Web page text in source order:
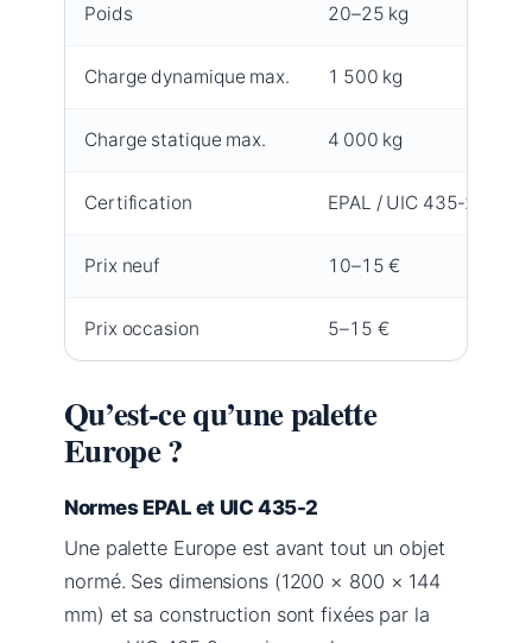
Poids 20–25 kg
Charge dynamique max. 1 500 kg
Charge statique max. 4 000 kg
Certification EPAL / UIC 435‑2
Prix neuf 10–15 €
Prix occasion 5–15 €
Qu’est‑ce qu’une palette
Europe ?
Normes EPAL et UIC 435-2
Une palette Europe est avant tout un objet
normé. Ses dimensions (1200 × 800 × 144
mm) et sa construction sont fixées par la